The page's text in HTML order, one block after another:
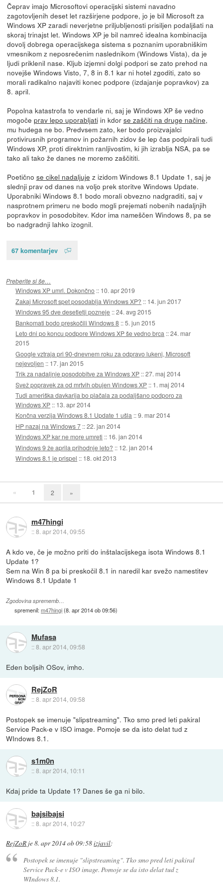
Čeprav imajo Microsoftovi operacijski sistemi navadno
zagotovljenih deset let razširjene podpore, jo je bil Microsoft za
Windows XP zaradi neverjetne priljubljenosti prisiljen podaljšati na
skoraj trinajst let. Windows XP je bil namreč idealna kombinacija
dovolj dobrega operacijskega sistema s poznanim uporabniškim
vmesnikom z neposrečenim naslednikom (Windows Vista), da je
ljudi priklenil nase. Kljub izjemni dolgi podpori se zato prehod na
novejše Windows Visto, 7, 8 in 8.1 kar ni hotel zgoditi, zato so
morali radikalno najaviti konec podpore (izdajanje popravkov) za
8. april.
Popolna katastrofa to vendarle ni, saj je Windows XP še vedno
mogoče prav lepo uporabljatiin kdor se zaščiti na druge načine,
mu hudega ne bo. Predvsem zato, ker bodo proizvajalci
protivirusnih programov in požarnih zidov še lep čas podpirali tudi
Windows XP, proti direktnim ranljivostim, ki jih izrablja NSA, pa se
tako ali tako že danes ne moremo zaščititi.
Poetično se cikel nadaljuje z izidom Windows 8.1 Update 1, saj je
slednji prav od danes na voljo prek storitve Windows Update.
Uporabniki Windows 8.1 bodo morali obvezno nadgraditi, saj v
nasprotnem primeru ne bodo mogli prejemati nobenih nadaljnjih
popravkov in posodobitev. Kdor ima nameščen Windows 8, pa se
bo nadgradnji lahko izognil.
67 komentarjev
Preberite si še…
Windows XP umrl. Dokončno :: 10. apr 2019
Zakaj Microsoft spet posodablja Windows XP? :: 14. jun 2017
Windows 95 dve desetletji pozneje ::24. avg 2015
Bankomati bodo preskočili Windows 8 ::5. jun 2015
Leto dni po koncu podpore Windows XP še vedno brca ::24. mar
2015
Google vztraja pri 90-dnevnem roku za odpravo lukenj, Microsoft
nejevoljen :: 17. jan 2015
Trik za nadaljnje posodobitve za Windows XP ::27. maj 2014
Svež popravek za od mrtvih obujen Windows XP :: 1. maj 2014
Tudi ameriška davkarija bo plačala za podaljšano podporo za
Windows XP :: 13. apr 2014
Končna verzija Windows 8.1 Update 1 ušla ::9. mar 2014
HP nazaj na Windows 7 ::22. jan 2014
Windows XP kar ne more umreti :: 16. jan 2014
Windows 9 že aprila prihodnje leto? :: 12. jan 2014
Windows 8.1 je prispel :: 18. okt 2013
« 1 2 »
m47hingi
::8. apr 2014, 09:55
A kdo ve, če je možno priti do inštalacijskega isota Windows 8.1
Update 1?
Sem na Win 8 pa bi preskočil 8.1 in naredil kar svežo namestitev
Windows 8.1 Update 1
Zgodovina sprememb…
spremenil:m47hingi(8. apr 2014 ob 09:56)
Mufasa
::8. apr 2014, 09:58
Eden boljsih OSov, imho.
RejZoR
::8. apr 2014, 09:58
Postopek se imenuje "slipstreaming". Tko smo pred leti pakiral
Service Pack-e v ISO image. Pomoje se da isto delat tud z
WIndows 8.1.
s1m0n
::8. apr 2014, 10:11
Kdaj pride ta Update 1? Danes še ga ni bilo.
bajsibajsi
::8. apr 2014, 10:27
RejZoR je8. apr 2014 ob 09:58izjavil:
Postopek se imenuje "slipstreaming". Tko smo pred leti pakiral
Service Pack-e v ISO image. Pomoje se da isto delat tud z
WIndows 8.1.